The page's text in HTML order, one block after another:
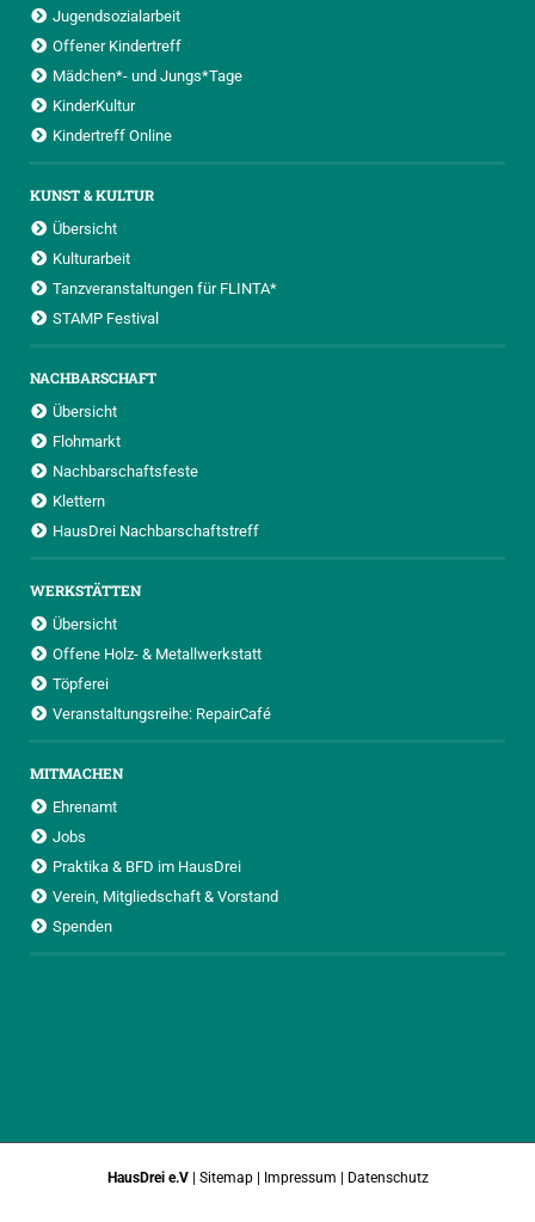
Jugendsozialarbeit
Offener Kindertreff
Mädchen*- und Jungs*Tage
KinderKultur
Kindertreff Online
KUNST & KULTUR
Übersicht
Kulturarbeit
Tanzveranstaltungen für FLINTA*
STAMP Festival
NACHBARSCHAFT
Übersicht
Flohmarkt
Nachbarschaftsfeste
Klettern
HausDrei Nachbarschaftstreff
WERKSTÄTTEN
Übersicht
Offene Holz- & Metallwerkstatt
Töpferei
Veranstaltungsreihe: RepairCafé
MITMACHEN
Ehrenamt
Jobs
Praktika & BFD im HausDrei
Verein, Mitgliedschaft & Vorstand
Spenden
HausDrei e.V Sitemap| Impressum Datenschutz